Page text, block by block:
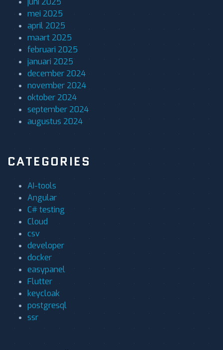
mei 2025
april 2025
maart 2025
februari 2025
januari 2025
december 2024
november 2024
oktober 2024
september 2024
augustus 2024
CATEGORIES
AI-tools
Angular
C# testing
Cloud
csv
developer
docker
easypanel
Flutter
keycloak
postgresql
ssr